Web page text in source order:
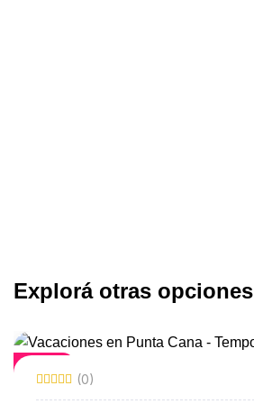
Explorá otras opciones
(0)